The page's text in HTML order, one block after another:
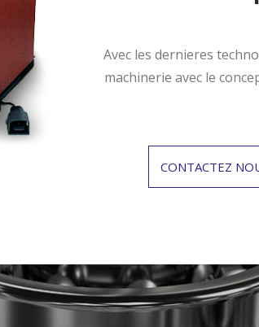
Avec les dernieres
machinerie avec le
CONTACTEZ